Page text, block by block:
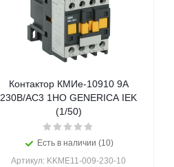
Контактор КМИе-10910 9А
230В/АС3 1НО GENERICA IEK
(1/50)
Есть в наличии (10)
Артикул: KKME11-009-230-10